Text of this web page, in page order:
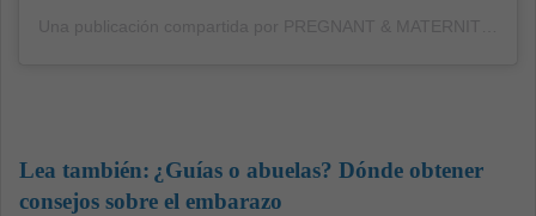
Lea también: ¿Guías o abuelas? Dónde obtener
consejos sobre el embarazo